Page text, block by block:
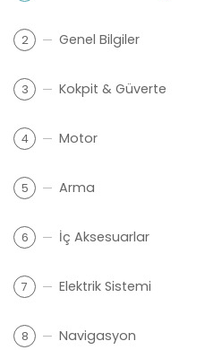
2 Genel Bilgiler
3 Kokpit & Güverte
4 Motor
5 Arma
6 İç Aksesuarlar
7 Elektrik Sistemi
8 Navigasyon